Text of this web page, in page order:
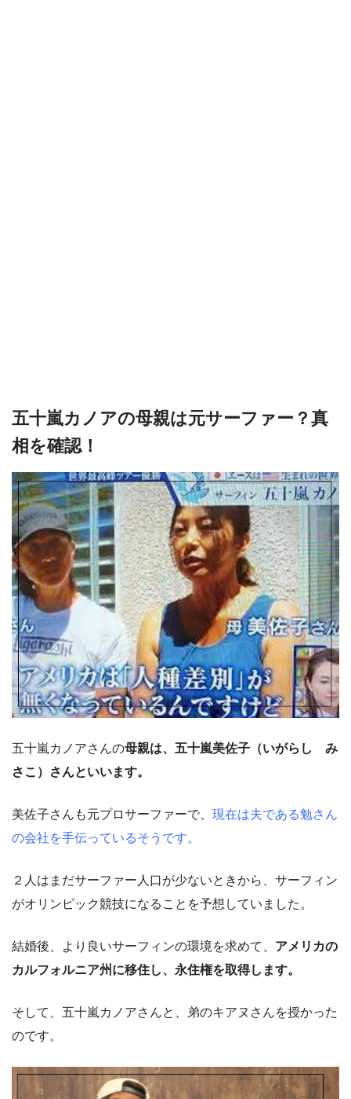
五十嵐カノアの母親は元サーファー？真
相を確認！
五十嵐カノアさんの母親は、五十嵐美佐子（いがらし み
さこ）さんといいます。
美佐子さんも元プロサーファーで、 現在は夫である勉さん
の会社を手伝っているそうです。
２人はまだサーファー人口が少ないときから、サーフィン
がオリンピック競技になることを予想していました。
結婚後、より良いサーフィンの環境を求めて、 アメリカの
カルフォルニア州に移住し、永住権を取得します。
そして、五十嵐カノアさんと、弟のキアヌさんを授かった
のです。